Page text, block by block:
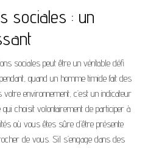
sociales : un
sociales peut être un véritable défi
quand un homme timide fait des
environnement, c’est un indicateur
choisit volontairement de participer à
où vous êtes sûre d’être présente
de vous. S’il s’engage dans des